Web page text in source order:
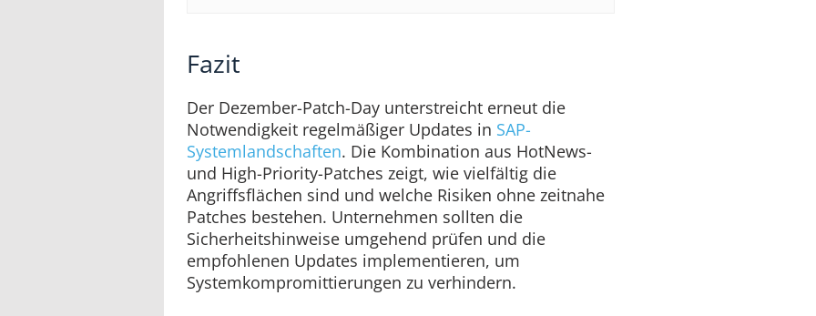
Fazit
Der Dezember-Patch-Day unterstreicht erneut die
Notwendigkeit regelmäßiger Updates in SAP-
Systemlandschaften. Die Kombination aus HotNews-
und High-Priority-Patches zeigt, wie vielfältig die
Angriffsflächen sind und welche Risiken ohne zeitnahe
Patches bestehen. Unternehmen sollten die
Sicherheitshinweise umgehend prüfen und die
empfohlenen Updates implementieren, um
Systemkompromittierungen zu verhindern.